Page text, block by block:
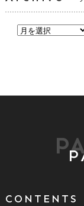
CONTENTS